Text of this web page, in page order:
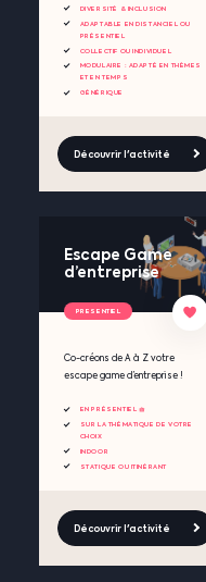
DIVERSITÉ & INCLUSION
ADAPTABLE EN DISTANCIEL OU
PRÉSENTIEL
COLLECTIF OU INDIVIDUEL
MODULAIRE : ADAPTÉ EN THÈMES
ET EN TEMPS
GÉNÉRIQUE
Découvrir l'activité
Escape Game
d’entreprise
Co-créons de A à Z votre
escape game d’entreprise !
EN PRÉSENTIEL 🧺
SUR LA THÉMATIQUE DE VOTRE
CHOIX
INDOOR
STATIQUE OU ITINÉRANT
Découvrir l'activité
PRESENTIEL